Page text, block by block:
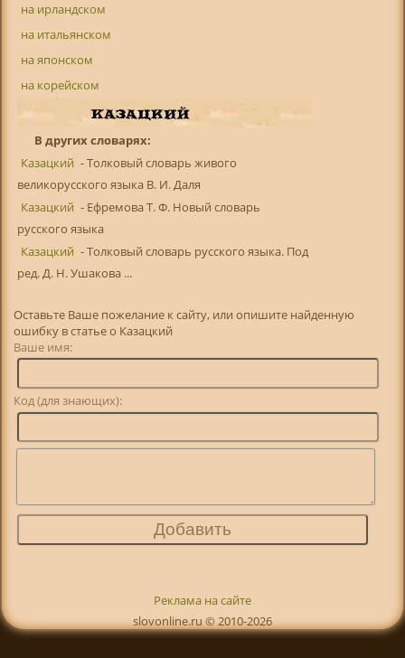
на ирландском
на итальянском
на японском
на корейском
В других словарях:
Казацкий - Толковый словарь живого
великорусского языка В. И. Даля
Казацкий - Ефремова Т. Ф. Новый словарь
русского языка
Казацкий - Толковый словарь русского языка. Под
ред. Д. Н. Ушакова ...
Оставьте Ваше пожелание к сайту, или опишите найденную
ошибку в статье о Казацкий
Ваше имя:
Код (для знающих):
Реклама на сайте
slovonline.ru © 2010-2026